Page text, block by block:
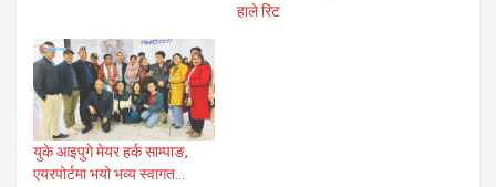
हाले रिट
युके आइपुगे मेयर हर्क साम्पाङ,
एयरपोर्टमा भयो भव्य स्वागत…